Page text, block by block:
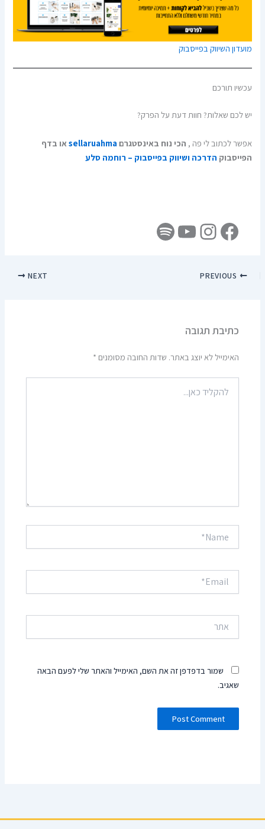
מועדון השיווק בפייסבוק
עכשיו תורכם
יש לכם שאלות? חוות דעת על הפרק?
אפשר לכתוב לי פה , הכי נוח באינסטגרם sellaruahma או בדף
הפייסבוק הדרכה ושיווק בפייסבוק – רוחמה סלע
NEXT
כתיבת תגובה
האימייל לא יוצג באתר. שדות החובה מסומנים *
כאן...
שמור בדפדפן זה את השם, האימייל והאתר שלי לפעם הבאה
שאגיב.